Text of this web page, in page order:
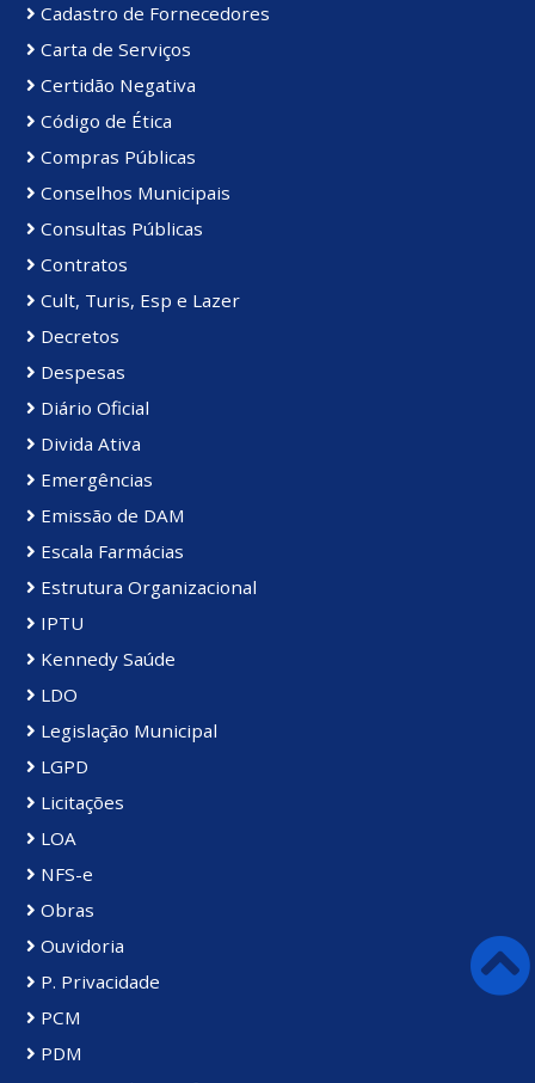
Cadastro de Fornecedores
Carta de Serviços
Certidão Negativa
Código de Ética
Compras Públicas
Conselhos Municipais
Consultas Públicas
Contratos
Cult, Turis, Esp e Lazer
Decretos
Despesas
Diário Oficial
Divida Ativa
Emergências
Emissão de DAM
Escala Farmácias
Estrutura Organizacional
IPTU
Kennedy Saúde
LDO
Legislação Municipal
LGPD
Licitações
LOA
NFS-e
Obras
Ouvidoria
P. Privacidade
PCM
PDM